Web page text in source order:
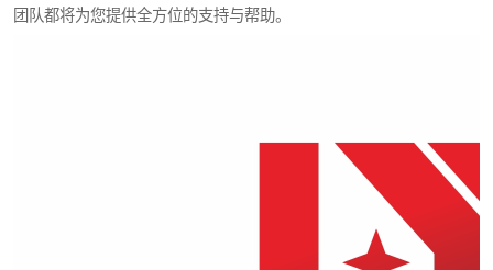
团队都将为您提供全方位的支持与帮助。